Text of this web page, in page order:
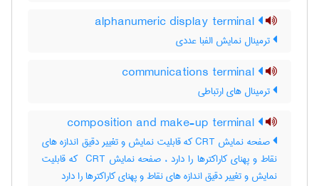
ترمینال نمایش الفبا عددی
ترمینال های ارتباطی
صفحه نمایش CRT که قابلیت نمایش و تغییر دقیق اندازه های
نقاط و پهنای کاراکترها را دارد ، صفحه نمایش ‎ CRT که قابلیت
نمایش و تغییر دقیق اندازه های نقاط و پهنای کاراکترها را دارد